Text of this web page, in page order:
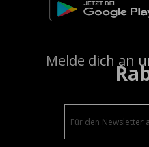
Melde dich an